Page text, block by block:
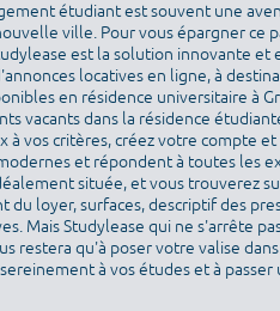
étudiant est souvent une
ville. Pour vous épargner ce
est la solution innovante et
locatives en ligne, à
en résidence universitaire à
vacants dans la résidence
à vos critères, créez votre compte
et répondent à toutes les
située, et vous trouverez
du loyer, surfaces, descriptif des
Mais Studylease qui ne s'arrête
restera qu'à poser votre valise
à vos études et à